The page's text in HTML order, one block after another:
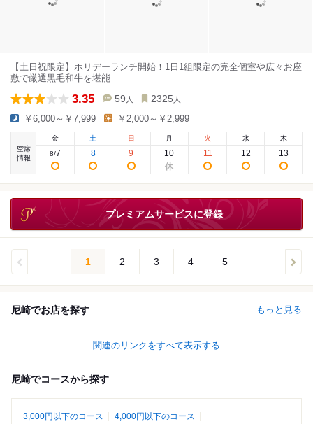
【土日祝限定】ホリデーランチ開始！1日1組限定の完全個室や広々お座
敷で厳選黒毛和牛を堪能
3.35 59 人 2325 人
￥6,000～￥7,999 ￥2,000～￥2,999
空席
情報
金
8/7
土
8
日
9
月
10
火
11
水
12
木
13
プレミアムサービスに登録
1 2 3 4 5
尼崎でお店を探す もっと見る
関連のリンクをすべて表示する
尼崎でコースから探す
3,000円以下のコース
4,000円以下のコース